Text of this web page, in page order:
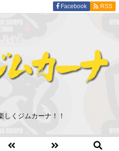
しくジムカーナ！！
Facebook RSS